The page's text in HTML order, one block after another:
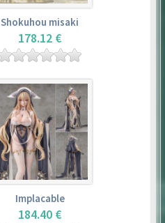
Shokuhou misaki
178.12 €
Implacable
184.40 €